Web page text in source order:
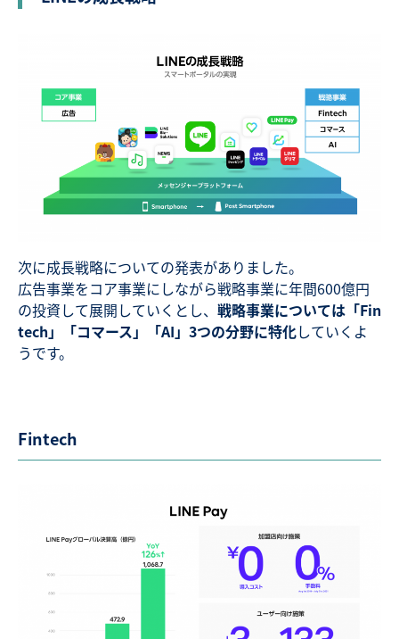
次に成長戦略についての発表がありました。
広告事業をコア事業にしながら戦略事業に年間600億円
の投資して展開していくとし、 戦略事業については「Fin
tech」「コマース」「AI」3つの分野に特化していくよ
うです。
Fintech